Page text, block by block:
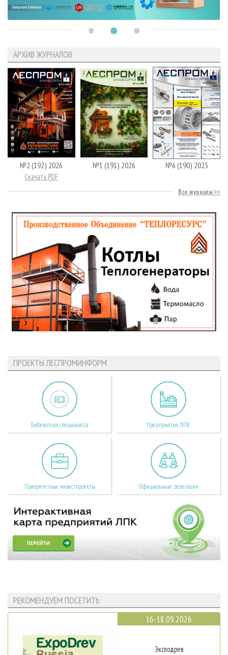
АРХИВ ЖУРНАЛОВ
№2 (192) 2026
Скачать PDF
№1 (191) 2026 №6 (190) 2025
Все журналы
ПРОЕКТЫ ЛЕСПРОМИНФОРМ
Библиотека специалиста Предприятия ЛПК
Приоритетные инвестпроекты Официальные делегации
РЕКОМЕНДУЕМ ПОСЕТИТЬ
16-18.09.2026
Эксподрев